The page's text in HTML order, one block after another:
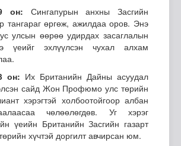
он: Сингапурын анхны Засгийн
тангараг өргөж, ажилдаа оров. Энэ
улсын өөрөө удирдах засаглалын
үеийг эхлүүлсэн чухал алхам
он: Их Британийн Дайны асуудал
сайд Жон Профюмо улс төрийн
хэрэгтэй холбоотойгоор албан
чөлөөлөгдөв. Уг хэрэг
үеийн Британийн Засгийн газарт
хүчтэй доргилт авчирсан юм.